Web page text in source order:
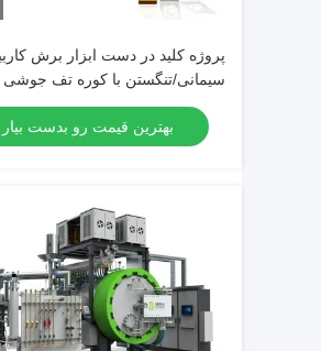
پروژه کلید در دست ابزار برش
سیمانی/تنگستن با کوره تف جوشی
گاز هوشمند
بهترین قیمت رو بدست بیار